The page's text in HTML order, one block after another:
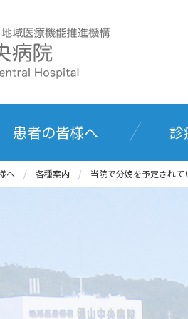
患者の皆様へ 診
へ 各種案内 当院で分娩を予定されて